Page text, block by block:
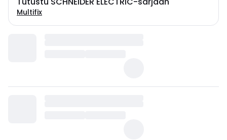
Multifix